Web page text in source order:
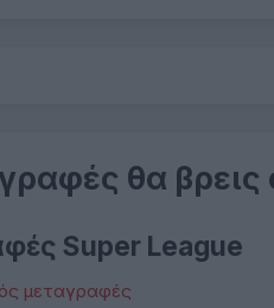
θα
Super League
μεταγραφές